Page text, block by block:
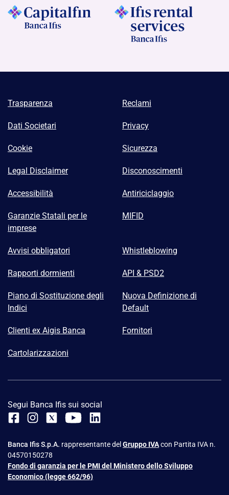
Trasparenza Reclami
Dati Societari Privacy
Cookie Sicurezza
Legal Disclaimer Disconoscimenti
Accessibilità Antiriciclaggio
Garanzie Statali per le
imprese
MIFID
Avvisi obbligatori Whistleblowing
Rapporti dormienti API & PSD2
Piano di Sostituzione degli
Indici
Nuova Definizione di
Default
Clienti ex Aigis Banca Fornitori
Cartolarizzazioni
Segui Banca Ifis sui social
Banca Ifis S.p.A. rappresentante del Gruppo IVAcon Partita IVA n.
04570150278
Fondo di garanzia per le PMI del Ministero dello Sviluppo
Economico (legge 662/96)